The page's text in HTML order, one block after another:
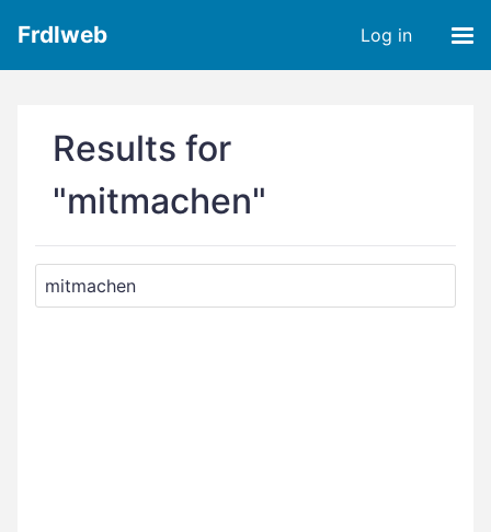
Frdlweb Log in
Results for
"mitmachen"